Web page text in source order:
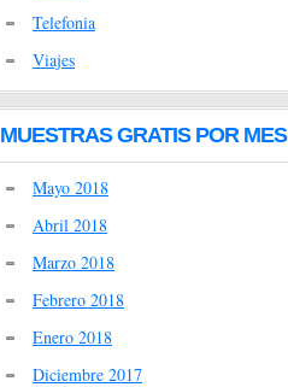
Telefonia
Viajes
MUESTRAS GRATIS POR MES
Mayo 2018
Abril 2018
Marzo 2018
Febrero 2018
Enero 2018
Diciembre 2017